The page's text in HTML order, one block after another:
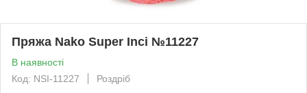
Пряжа Nako Super Inci №11227
В наявності
Код: NSI-11227
Роздріб